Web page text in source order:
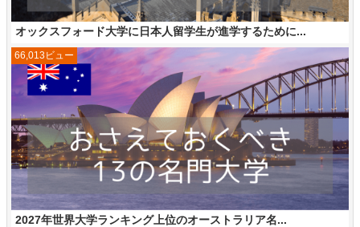
オックスフォード大学に日本人留学生が進学するために...
2027年世界大学ランキング上位のオーストラリア名...
66,013ビュー